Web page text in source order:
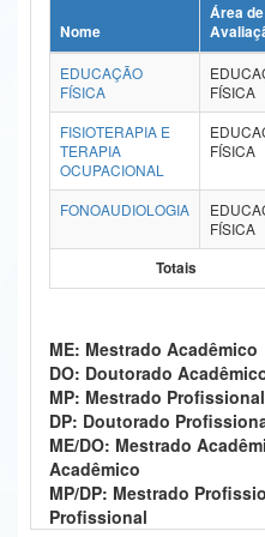
Ministério da Ciência, Tecnologia,
Ministério do Meio Ambiente
Ministério do Turismo
Ministério do Desenvolvimento Regional
Controladoria-Geral da União
Ministério da Mulher, da Família e dos
Secretaria de Governo
Gabinete de Segurança Institucional
Advocacia-Geral da União
Banco Central do Brasil
Nome
Área de
EDUCAÇÃO
FÍSICA
FÍSICA
FISIOTERAPIA E
TERAPIA
OCUPACIONAL
FÍSICA
FONOAUDIOLOGIA
FÍSICA
Totais
ME: Mestrado Acadêmico
DO: Doutorado
MP: Mestrado Profissional
DP: Doutorado
ME/DO: Mestrado
Acadêmico
MP/DP: Mestrado
Profissional